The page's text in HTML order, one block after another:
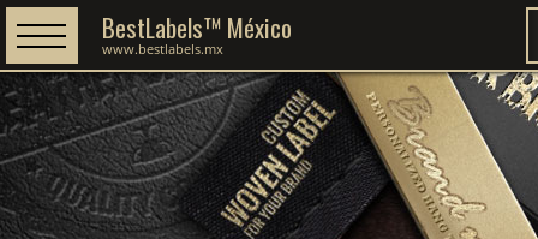
BestLabels™ México
www.bestlabels.mx